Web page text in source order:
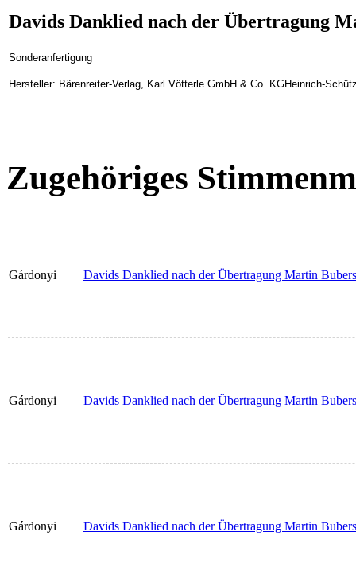
Davids Danklied nach der Übertragung
Sonderanfertigung
Hersteller: Bärenreiter-Verlag, Karl Vötterle GmbH & Co. KGHeinrich-
Zugehöriges
Gárdonyi Davids Danklied nach der Übertragung Martin
Gárdonyi Davids Danklied nach der Übertragung Martin
Gárdonyi Davids Danklied nach der Übertragung Martin